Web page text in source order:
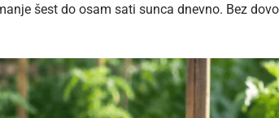
šest do osam sati sunca dnevno. Bez